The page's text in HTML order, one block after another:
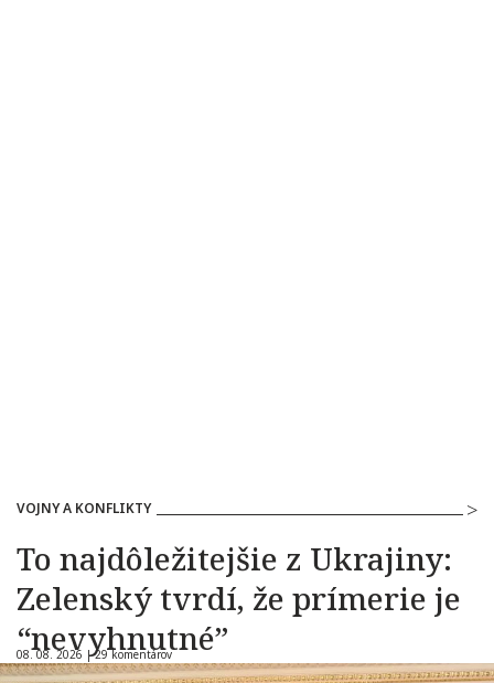
VOJNY A KONFLIKTY
To najdôležitejšie z Ukrajiny:
Zelenský tvrdí, že prímerie je
“nevyhnutné”
08. 08. 2026 |29 komentárov